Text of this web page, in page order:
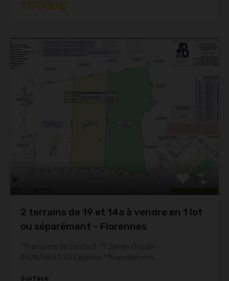
119000€
2 terrains de 19 et 14a à vendre en 1 lot
ou séparément – Florennes
Surface